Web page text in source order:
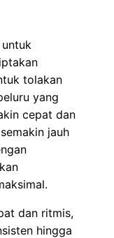
tolakan
yang
cepat dan
jauh
dan ritmis,
hingga